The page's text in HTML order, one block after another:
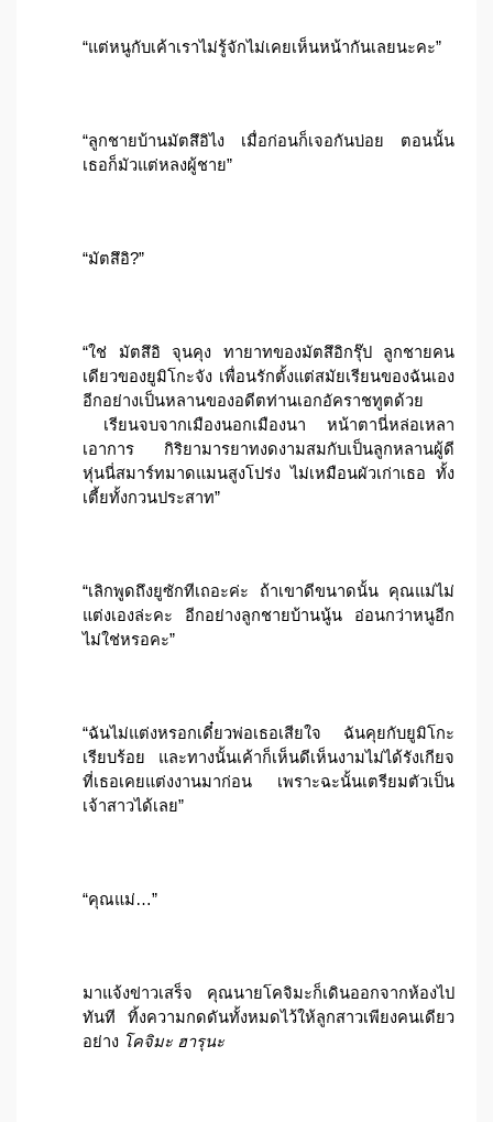
“แต่หนูกับเค้าเราไม่รู้จักไม่เคยเห็นหน้ากันเลยนะคะ”
“ลูกชายบ้านมัตสึอิไง เมื่อก่อนก็เจอกันบ่อย ตอนนั้น
เธอก็มัวแต่หลงผู้ชาย”
“มัตสึอิ?”
“ใช่ มัตสึอิ จุนคุง ทายาทของมัตสึอิกรุ๊ป ลูกชายคน
เดียวของยูมิโกะจัง เพื่อนรักตั้งแต่สมัยเรียนของฉันเอง
อีกอย่างเป็นหลานของอดีตท่านเอกอัคราชทูตด้วย
เรียนจบจากเมืองนอกเมืองนา หน้าตานี่หล่อเหลา
เอาการ กิริยามารยาทงดงามสมกับเป็นลูกหลานผู้ดี
หุ่นนี่สมาร์ทมาดแมนสูงโปร่ง ไม่เหมือนผัวเก่าเธอ ทั้ง
เตี้ยทั้งกวนประสาท”
“เลิกพูดถึงยูซักทีเถอะค่ะ ถ้าเขาดีขนาดนั้น คุณแม่ไม่
แต่งเองล่ะคะ อีกอย่างลูกชายบ้านนู้น อ่อนกว่าหนูอีก
ไม่ใช่หรอคะ”
“ฉันไม่แต่งหรอกเดี๋ยวพ่อเธอเสียใจ ฉันคุยกับยูมิโกะ
เรียบร้อย และทางนั้นเค้าก็เห็นดีเห็นงามไม่ได้รังเกียจ
ที่เธอเคยแต่งงานมาก่อน เพราะฉะนั้นเตรียมตัวเป็น
เจ้าสาวได้เลย”
“คุณแม่…”
มาแจ้งข่าวเสร็จ คุณนายโคจิมะก็เดินออกจากห้องไป
ทันที ทิ้งความกดดันทั้งหมดไว้ให้ลูกสาวเพียงคนเดียว
อย่าง โคจิมะ ฮารุนะ